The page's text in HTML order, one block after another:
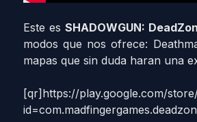
Este es SHADOWGUN:
modos que nos ofrece:
mapas que sin duda haran una
[qr]https://play.google.com/